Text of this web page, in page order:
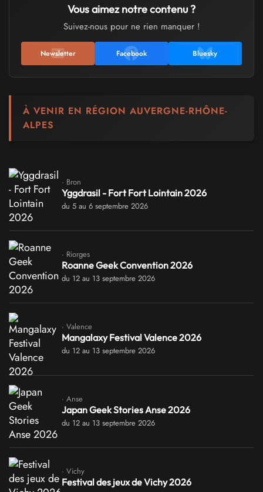
Vous aimez notre contenu ?
Suivez-nous pour ne rien manquer !
Newsletter Facebook Bluesky
À VENIR EN RÉGION AUVERGNE-RHÔNE-
ALPES
· Bron
Yggdrasil - Fort Fort Lointain 2026
du 5 au 6 septembre 2026
· Riorges
Roanne Geek Convention 2026
du 12 au 13 septembre 2026
· Valence
Mangalaxy Festival Valence 2026
du 12 au 13 septembre 2026
· Anse
Japan Geek Stories Anse 2026
du 12 au 13 septembre 2026
· Vichy
Festival des jeux de Vichy 2026